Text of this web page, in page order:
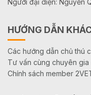
Người đại diện: Nguyễn
HƯỚNG DẪN
Các hướng dẫn chủ thú
Tư vấn cùng chuyên gia
Chính sách member